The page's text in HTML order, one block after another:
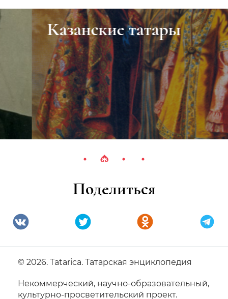
Казанские татары
Поделиться
© 2026. Tatarica. Татарская энциклопедия
Некоммерческий, научно-образовательный,
культурно-просветительский проект.